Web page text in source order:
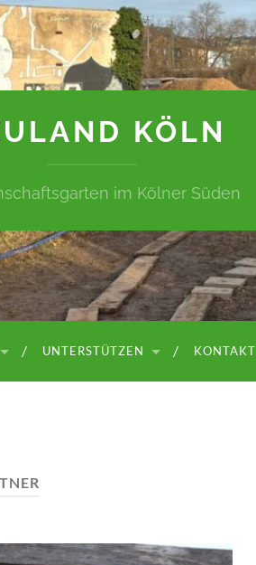
KÖLN
im Kölner Süden
UNTERSTÜTZEN KONTAKT